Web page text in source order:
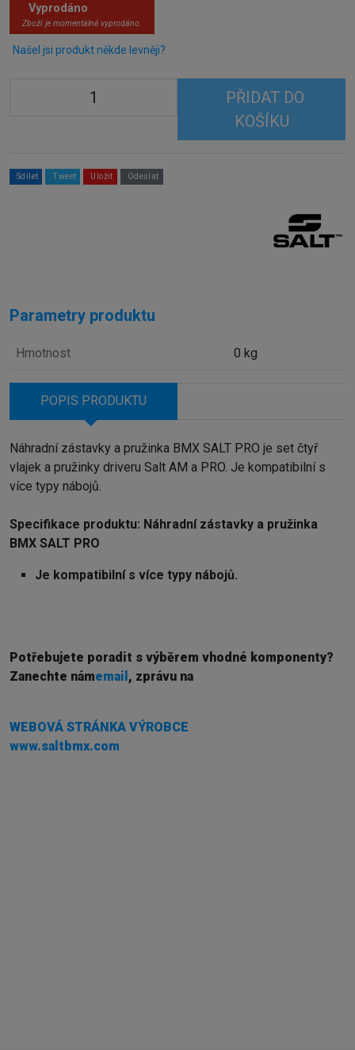
Vyprodáno
Zboží je momentálně vyprodáno.
Našel jsi produkt někde levněji?
PŘIDAT DO
KOŠÍKU
Sdílet Tweet Uložit Odeslat
Parametry produktu
Hmotnost 0 kg
POPIS PRODUKTU
Náhradní zástavky a pružinka BMX SALT PRO je set čtyř
vlajek a pružinky driveru Salt AM a PRO. Je kompatibilní s
více typy nábojů.
Specifikace produktu: Náhradní zástavky a pružinka
BMX SALT PRO
Je kompatibilní s více typy nábojů.
Potřebujete poradit s výběrem vhodné komponenty?
Zanechte námemail , zprávu na
WEBOVÁ STRÁNKA VÝROBCE
www.saltbmx.com